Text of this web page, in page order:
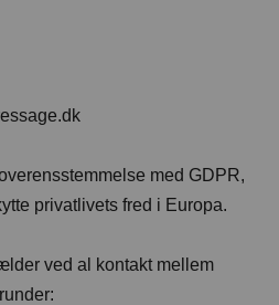
med GDPR,
privatlivets fred i Europa.
ved al kontakt mellem